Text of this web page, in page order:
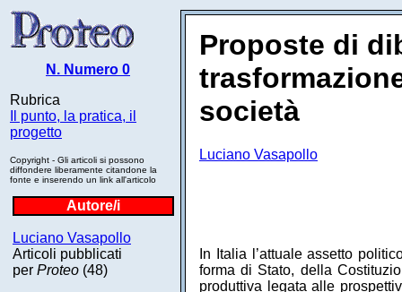
N. Numero 0
Rubrica
Il punto, la pratica, il
progetto
Copyright - Gli articoli si possono
diffondere liberamente citandone la
fonte e inserendo un link all'articolo
Autore/i
Luciano Vasapollo
Articoli pubblicati
per Proteo (48)
Proposte di
società
Luciano Vasapollo
In Italia l’attuale assetto
forma di Stato, della
produttiva legata alle